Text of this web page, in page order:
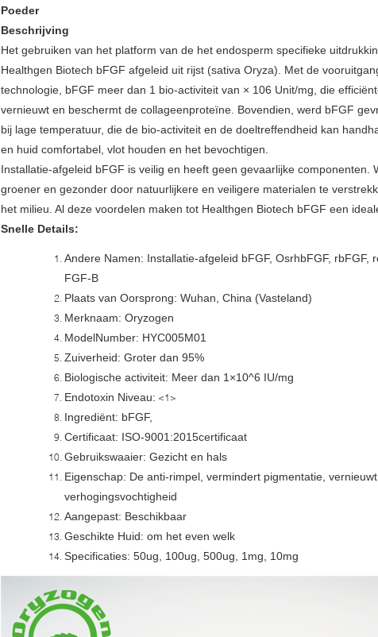
Poeder
Beschrijving
Het gebruiken van het platform van de het endosperm specifieke
Healthgen Biotech bFGF afgeleid uit rijst (sativa Oryza). Met de
technologie, bFGF meer dan 1 bio-activiteit van × 106 Unit/mg, die
vernieuwt en beschermt de collageenproteïne. Bovendien, werd bFGF
bij lage temperatuur, die de bio-activiteit en de doeltreffendheid kan
en huid comfortabel, vlot houden en het bevochtigen.
Installatie-afgeleid bFGF is veilig en heeft geen gevaarlijke componenten.
groener en gezonder door natuurlijkere en veiligere materialen te
het milieu. Al deze voordelen maken tot Healthgen Biotech bFGF een
Snelle Details:
Andere Namen: Installatie-afgeleid bFGF, OsrhbFGF, rbFGF,
FGF-Β
Plaats van Oorsprong: Wuhan, China (Vasteland)
Merknaam: Oryzogen
ModelNumber: HYC005M01
Zuiverheid: Groter dan 95%
Biologische activiteit: Meer dan 1×10^6 IU/mg
Endotoxin Niveau: <1>
Ingrediënt: bFGF,
Certificaat: ISO-9001:2015certificaat
Gebruikswaaier: Gezicht en hals
Eigenschap: De anti-rimpel, vermindert pigmentatie,
verhogingsvochtigheid
Aangepast: Beschikbaar
Geschikte Huid: om het even welk
Specificaties: 50ug, 100ug, 500ug, 1mg, 10mg